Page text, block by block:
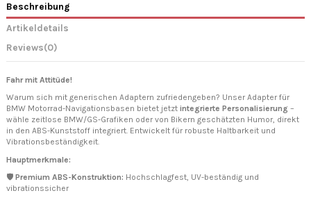
Beschreibung
Artikeldetails
Reviews(0)
Fahr mit Attitüde!
Warum sich mit generischen Adaptern zufriedengeben? Unser Adapter für
BMW Motorrad-Navigationsbasen bietet jetzt integrierte Personalisierung –
wähle zeitlose BMW/GS-Grafiken oder von Bikern geschätzten Humor, direkt
in den ABS-Kunststoff integriert. Entwickelt für robuste Haltbarkeit und
Vibrationsbeständigkeit.
Hauptmerkmale:
🛡️ Premium ABS-Konstruktion: Hochschlagfest, UV-beständig und
vibrationssicher